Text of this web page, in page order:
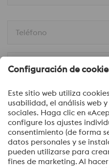
Teléfono
Móvil
En la calle
Código postal